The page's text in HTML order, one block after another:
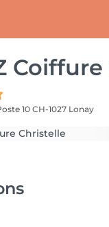
10 CH-1027 Lonay